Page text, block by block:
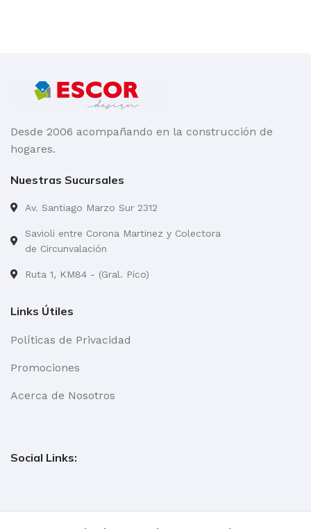
Desde 2006 acompañando en la construcción de
hogares.
Nuestras Sucursales
Av. Santiago Marzo Sur 2312
Savioli entre Corona Martinez y Colectora
de Circunvalación
Ruta 1, KM84 - (Gral. Pico)
Links Útiles
Políticas de Privacidad
Promociones
Acerca de Nosotros
Social Links: